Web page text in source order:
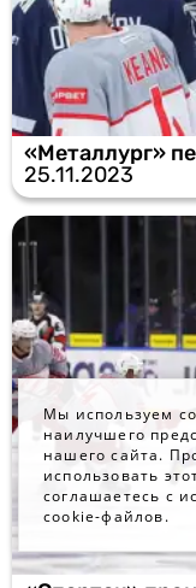
Мы используем
наилучшего
нашего сайта.
использовать
соглашаетесь с
cookie-файлов.
25.11.2023